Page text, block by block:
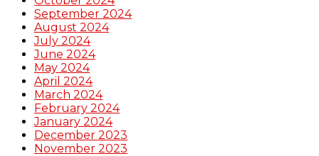
September 2024
August 2024
July 2024
June 2024
May 2024
April 2024
March 2024
February 2024
January 2024
December 2023
November 2023